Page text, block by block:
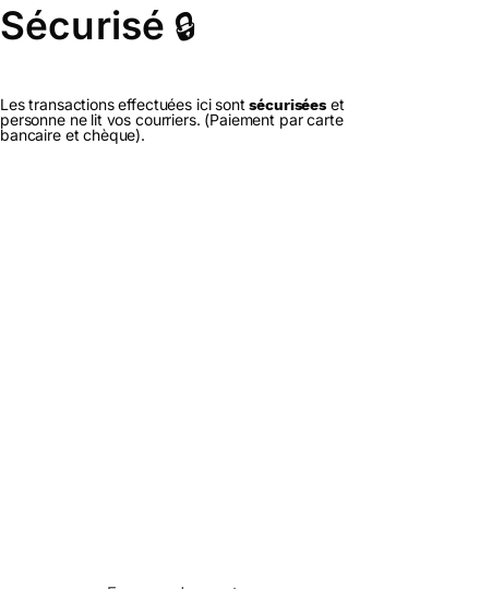
Sécurisé 🔒
Les transactions effectuées ici sontsécuriséeset
personne ne lit vos courriers. (Paiement par carte
bancaire et chèque).